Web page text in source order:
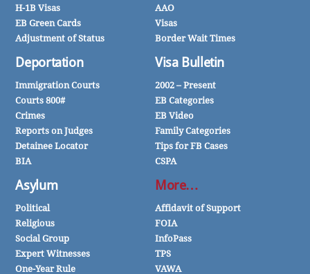
H-1B Visas
EB Green Cards
Adjustment of Status
Deportation
Immigration Courts
Courts 800#
Crimes
Reports on Judges
Detainee Locator
BIA
Asylum
Political
Religious
Social Group
Expert Witnesses
One-Year Rule
AAO
Visas
Border Wait Times
Visa Bulletin
2002 – Present
EB Categories
EB Video
Family Categories
Tips for FB Cases
CSPA
More…
Affidavit of Support
FOIA
InfoPass
TPS
VAWA